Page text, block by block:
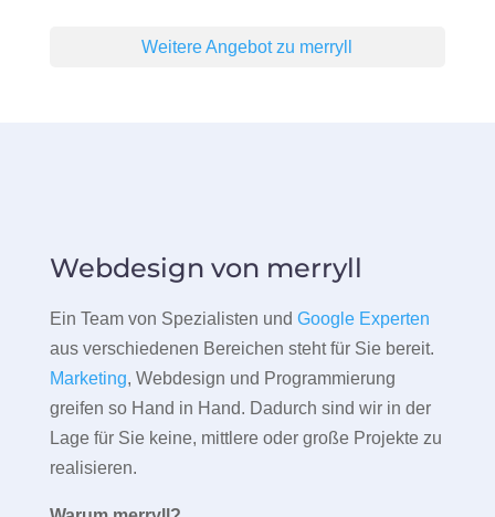
Weitere Angebot zu merryll
Webdesign von merryll
Ein Team von Spezialisten und Google Experten
aus verschiedenen Bereichen steht für Sie bereit.
Marketing, Webdesign und Programmierung
greifen so Hand in Hand. Dadurch sind wir in der
Lage für Sie keine, mittlere oder große Projekte zu
realisieren.